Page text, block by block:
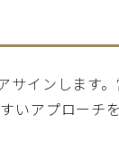
サインします
いアプローチ